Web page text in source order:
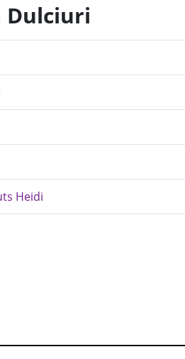
Dulciuri
Heidi